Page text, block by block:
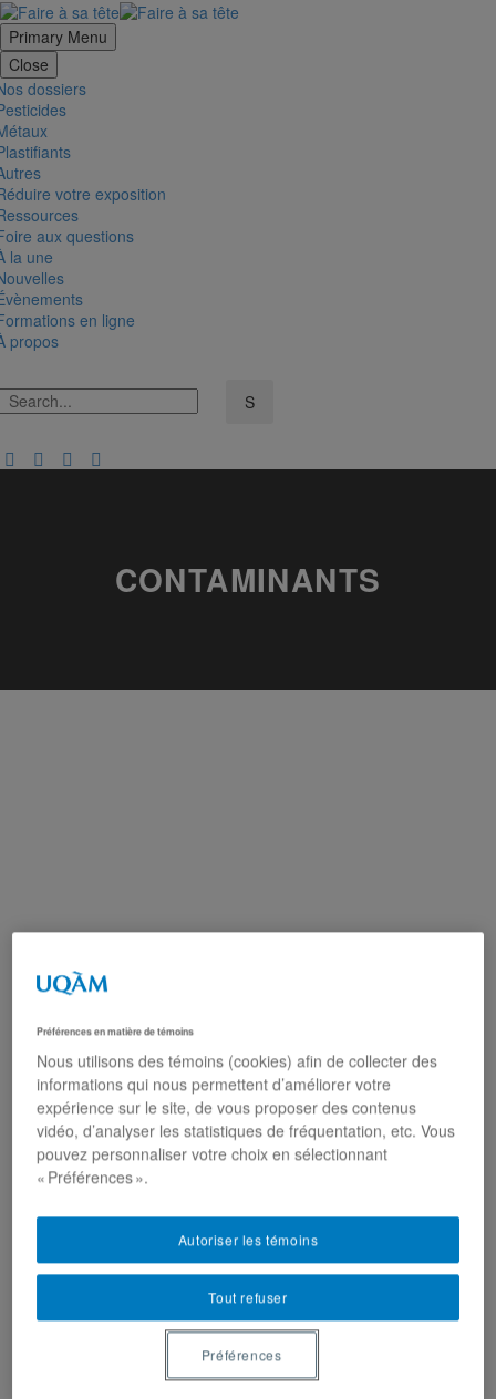
Primary Menu
Close
dossiers
votre exposition
aux questions
la une
en ligne
propos
CONTAMINANTS
Préférences en matière de témoins
Nous utilisons des témoins (cookies) afin de collecter des
informations qui nous permettent d’améliorer votre
expérience sur le site, de vous proposer des contenus
vidéo, d’analyser les statistiques de fréquentation, etc. Vous
pouvez personnaliser votre choix en sélectionnant
« Préférences ».
Tout refuser
Autoriser les témoins
Préférences